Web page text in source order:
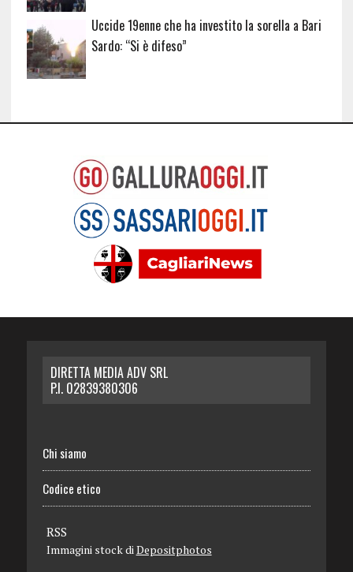
Uccide 19enne che ha investito la sorella a Bari
Sardo: “Si è difeso”
DIRETTA MEDIA ADV SRL
P.I. 02839380306
Chi siamo
Codice etico
RSS
Immagini stock di Depositphotos